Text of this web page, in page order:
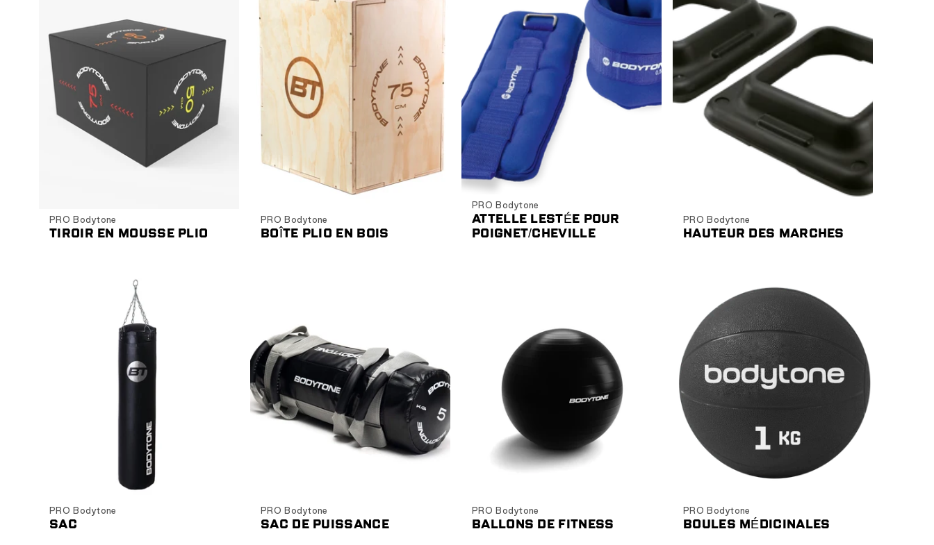
PRO Bodytone
TIROIR EN MOUSSE PLIO
Ajouter au panier
PRO Bodytone
BOÎTE PLIO EN BOIS
Choisir les options
PRO Bodytone
ATTELLE LESTÉE POUR
POIGNET/CHEVILLE
PRO Bodytone
HAUTEUR DES MARCHES
Ajouter au panier
PRO Bodytone
SAC
PRO Bodytone
SAC DE PUISSANCE
PRO Bodytone
BALLONS DE FITNESS
PRO Bodytone
BOULES MÉDICINALES